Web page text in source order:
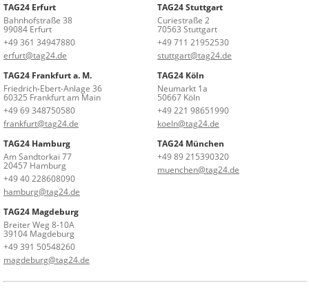
TAG24 Erfurt
Bahnhofstraße 38
99084 Erfurt
+49 361 34947880
erfurt@tag24.de
TAG24 Stuttgart
Curiestraße 2
70563 Stuttgart
+49 711 21952530
stuttgart@tag24.de
TAG24 Frankfurt a. M.
Friedrich-Ebert-Anlage 36
60325 Frankfurt am Main
+49 69 348750580
frankfurt@tag24.de
TAG24 Köln
Neumarkt 1a
50667 Köln
+49 221 98651990
koeln@tag24.de
TAG24 Hamburg
Am Sandtorkai 77
20457 Hamburg
+49 40 228608090
hamburg@tag24.de
TAG24 München
+49 89 215390320
muenchen@tag24.de
TAG24 Magdeburg
Breiter Weg 8-10A
39104 Magdeburg
+49 391 50548260
magdeburg@tag24.de